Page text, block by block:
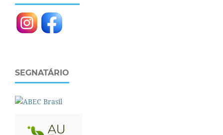
SEGNATÁRIO